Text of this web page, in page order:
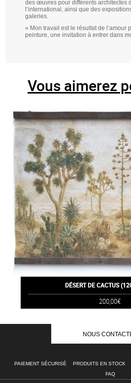
des œuvres pour différents architectes
l’international, ainsi que des
galeries.
« Mon travail est le résultat de l’amour
peinture, une invitation à entrer dans
Vous aimerez
DÉSERT DE CACTUS
200,00€
NOUS
PAIEMENT SÉCURISÉ PRODUITS EN STOCK
FAQ